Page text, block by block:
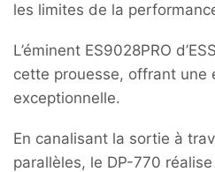
les limites de la
L’éminent ES9028PRO
cette prouesse, offrant une
exceptionnelle.
En canalisant la sortie à
parallèles, le DP-770